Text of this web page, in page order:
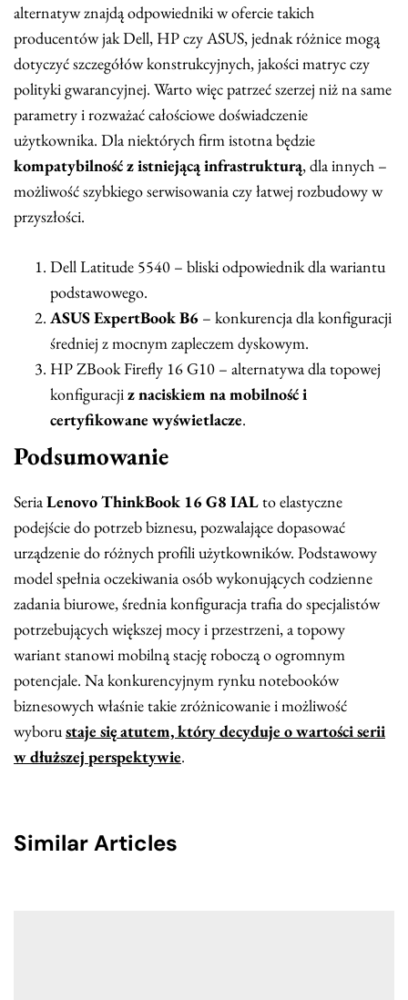
alternatyw znajdą odpowiedniki w ofercie takich
producentów jak Dell, HP czy ASUS, jednak różnice mogą
dotyczyć szczegółów konstrukcyjnych, jakości matryc czy
polityki gwarancyjnej. Warto więc patrzeć szerzej niż na same
parametry i rozważać całościowe doświadczenie
użytkownika. Dla niektórych firm istotna będzie
kompatybilność z istniejącą infrastrukturą, dla innych –
możliwość szybkiego serwisowania czy łatwej rozbudowy w
przyszłości.
Dell Latitude 5540 – bliski odpowiednik dla wariantu
podstawowego.
ASUS ExpertBook B6 – konkurencja dla konfiguracji
średniej z mocnym zapleczem dyskowym.
HP ZBook Firefly 16 G10 – alternatywa dla topowej
konfiguracjiz naciskiem na mobilność i
certyfikowane wyświetlacze.
Podsumowanie
SeriaLenovo ThinkBook 16 G8 IALto elastyczne
podejście do potrzeb biznesu, pozwalające dopasować
urządzenie do różnych profili użytkowników. Podstawowy
model spełnia oczekiwania osób wykonujących codzienne
zadania biurowe, średnia konfiguracja trafia do specjalistów
potrzebujących większej mocy i przestrzeni, a topowy
wariant stanowi mobilną stację roboczą o ogromnym
potencjale. Na konkurencyjnym rynku notebooków
biznesowych właśnie takie zróżnicowanie i możliwość
wyborustaje się atutem, który decyduje o wartości serii
w dłuższej perspektywie.
Similar Articles